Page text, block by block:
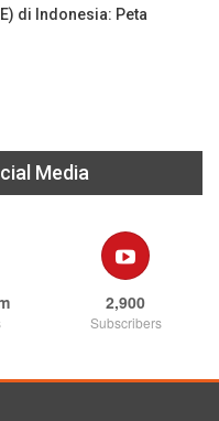
di Indonesia: Peta
Media
2,900
Subscribers